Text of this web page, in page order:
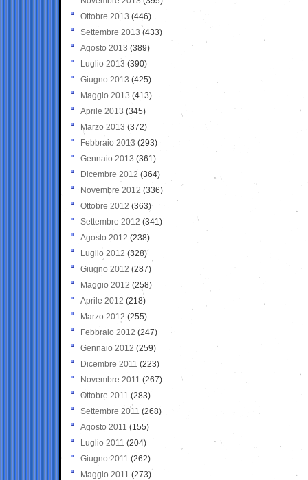
Ottobre 2013 (446)
Settembre 2013 (433)
Agosto 2013 (389)
Luglio 2013 (390)
Giugno 2013 (425)
Maggio 2013 (413)
Aprile 2013 (345)
Marzo 2013 (372)
Febbraio 2013 (293)
Gennaio 2013 (361)
Dicembre 2012 (364)
Novembre 2012 (336)
Ottobre 2012 (363)
Settembre 2012 (341)
Agosto 2012 (238)
Luglio 2012 (328)
Giugno 2012 (287)
Maggio 2012 (258)
Aprile 2012 (218)
Marzo 2012 (255)
Febbraio 2012 (247)
Gennaio 2012 (259)
Dicembre 2011 (223)
Novembre 2011 (267)
Ottobre 2011 (283)
Settembre 2011 (268)
Agosto 2011 (155)
Luglio 2011 (204)
Giugno 2011 (262)
Maggio 2011 (273)